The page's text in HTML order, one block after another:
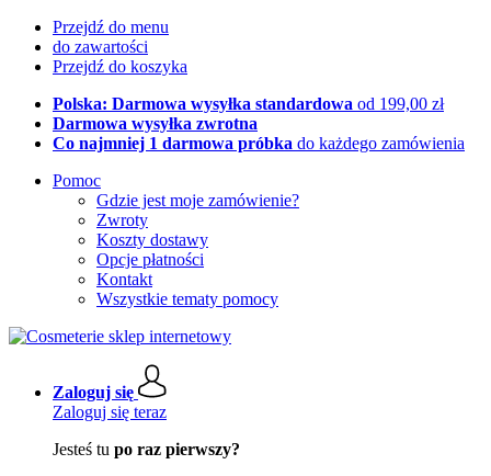
Przejdź do menu
do zawartości
Przejdź do koszyka
Polska: Darmowa wysyłka standardowa od 199,00 zł
Darmowa wysyłka zwrotna
Co najmniej 1 darmowa próbka do każdego zamówienia
Pomoc
Gdzie jest moje zamówienie?
Zwroty
Koszty dostawy
Opcje płatności
Kontakt
Wszystkie tematy pomocy
Zaloguj się
Zaloguj się teraz
Jesteś tu po raz pierwszy?